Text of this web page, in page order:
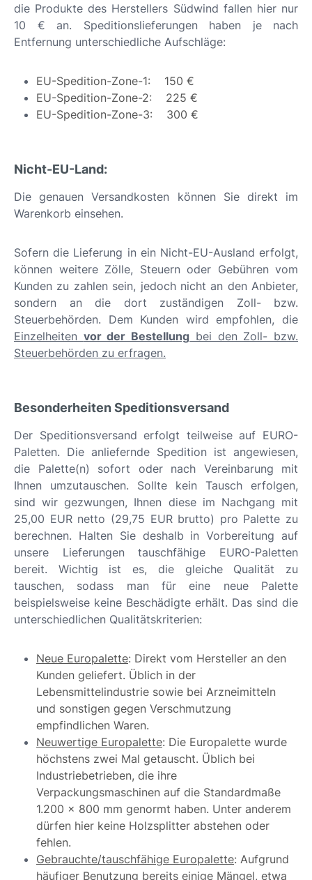
die Produkte des Herstellers Südwind fallen hier nur
10 € an. Speditionslieferungen haben je nach
Entfernung unterschiedliche Aufschläge:
EU-Spedition-Zone-1: 150 €
EU-Spedition-Zone-2: 225 €
EU-Spedition-Zone-3: 300 €
Nicht-EU-Land:
Die genauen Versandkosten können Sie direkt im
Warenkorb einsehen.
Sofern die Lieferung in ein Nicht-EU-Ausland erfolgt,
können weitere Zölle, Steuern oder Gebühren vom
Kunden zu zahlen sein, jedoch nicht an den Anbieter,
sondern an die dort zuständigen Zoll- bzw.
Steuerbehörden. Dem Kunden wird empfohlen, die
Einzelheiten vor der Bestellung bei den Zoll- bzw.
Steuerbehörden zu erfragen.
Besonderheiten Speditionsversand
Der Speditionsversand erfolgt teilweise auf EURO-
Paletten. Die anliefernde Spedition ist angewiesen,
die Palette(n) sofort oder nach Vereinbarung mit
Ihnen umzutauschen. Sollte kein Tausch erfolgen,
sind wir gezwungen, Ihnen diese im Nachgang mit
25,00 EUR netto (29,75 EUR brutto) pro Palette zu
berechnen. Halten Sie deshalb in Vorbereitung auf
unsere Lieferungen tauschfähige EURO-Paletten
bereit. Wichtig ist es, die gleiche Qualität zu
tauschen, sodass man für eine neue Palette
beispielsweise keine Beschädigte erhält. Das sind die
unterschiedlichen Qualitätskriterien:
Neue Europalette: Direkt vom Hersteller an den
Kunden geliefert. Üblich in der
Lebensmittelindustrie sowie bei Arzneimitteln
und sonstigen gegen Verschmutzung
empfindlichen Waren.
Neuwertige Europalette: Die Europalette wurde
höchstens zwei Mal getauscht. Üblich bei
Industriebetrieben, die ihre
Verpackungsmaschinen auf die Standardmaße
1.200 x 800 mm genormt haben. Unter anderem
dürfen hier keine Holzsplitter abstehen oder
fehlen.
Gebrauchte/tauschfähige Europalette: Aufgrund
häufiger Benutzung bereits einige Mängel, etwa